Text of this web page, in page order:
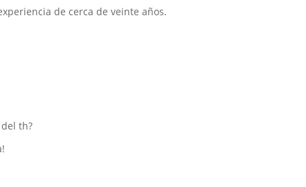
de cerca de veinte años.
th?